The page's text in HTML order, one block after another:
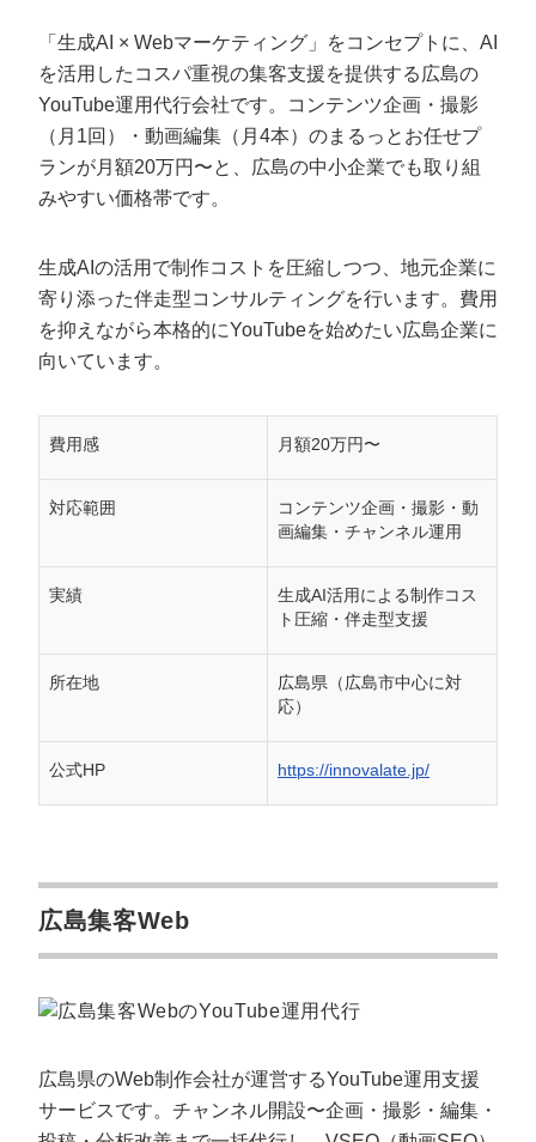
「生成AI × Webマーケティング」をコンセプトに、AI
を活用したコスパ重視の集客支援を提供する広島の
YouTube運用代行会社です。コンテンツ企画・撮影
（月1回）・動画編集（月4本）のまるっとお任せプ
ランが月額20万円〜と、広島の中小企業でも取り組
みやすい価格帯です。
生成AIの活用で制作コストを圧縮しつつ、地元企業に
寄り添った伴走型コンサルティングを行います。費用
を抑えながら本格的にYouTubeを始めたい広島企業に
向いています。
費用感 月額20万円〜
対応範囲
コンテンツ企画・撮影・動
画編集・チャンネル運用
実績
生成AI活用による制作コス
ト圧縮・伴走型支援
所在地
広島県（広島市中心に対
応）
公式HP https://innovalate.jp/
広島集客Web
広島県のWeb制作会社が運営するYouTube運用支援
サービスです。チャンネル開設〜企画・撮影・編集・